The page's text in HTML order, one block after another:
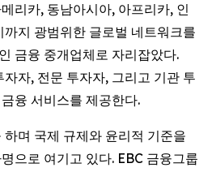
리카, 동남아시아, 아프리카, 인
지 광범위한 글로벌 네트워크를
금융 중개업체로 자리잡았다.
자, 전문 투자자, 그리고 기관 투
융 서비스를 제공한다.
며 국제 규제와 윤리적 기준을
으로 여기고 있다. EBC 금융그룹